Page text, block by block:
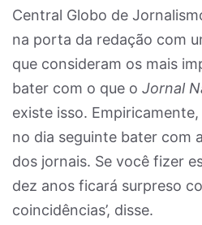
Central Globo de
na porta da redação com
que consideram os mais
bater com o que o Jornal
existe isso.
no dia seguinte bater com
dos jornais. Se você fizer
dez anos ficará surpreso
coincidências’, disse.